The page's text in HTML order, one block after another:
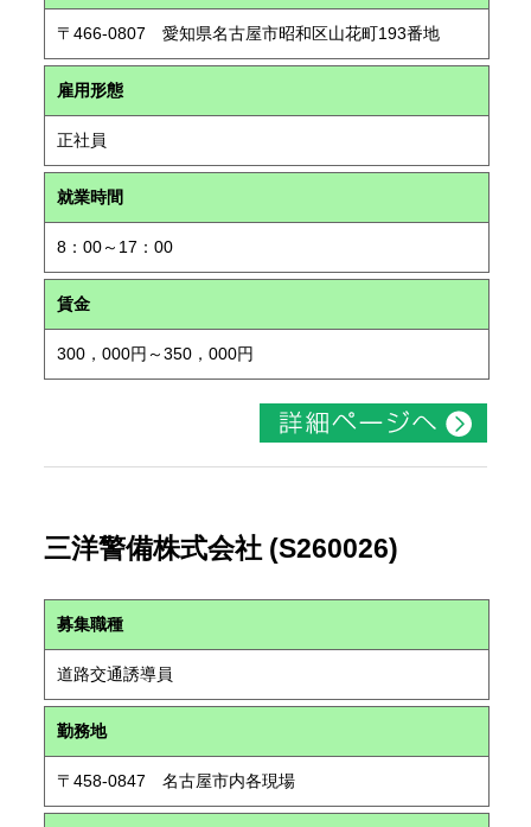
〒466-0807 愛知県名古屋市昭和区山花町193番地
雇用形態
正社員
就業時間
8：00～17：00
賃金
300，000円～350，000円
三洋警備株式会社 (S260026)
募集職種
道路交通誘導員
勤務地
〒458-0847 名古屋市内各現場